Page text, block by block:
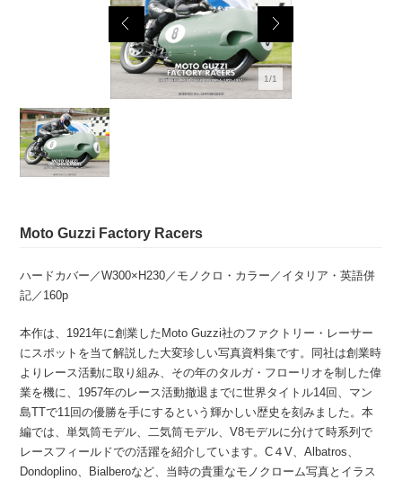
1/1
Moto Guzzi Factory Racers
ハードカバー／W300×H230／モノクロ・カラー／イタリア・英語併
記／160p
本作は、1921年に創業したMoto Guzzi社のファクトリー・レーサー
にスポットを当て解説した大変珍しい写真資料集です。同社は創業時
よりレース活動に取り組み、その年のタルガ・フローリオを制した偉
業を機に、1957年のレース活動撤退までに世界タイトル14回、マン
島TTで11回の優勝を手にするという輝かしい歴史を刻みました。本
編では、単気筒モデル、二気筒モデル、V8モデルに分けて時系列で
レースフィールドでの活躍を紹介しています。C４V、Albatros、
Dondoplino、Bialberoなど、当時の貴重なモノクローム写真とイラス